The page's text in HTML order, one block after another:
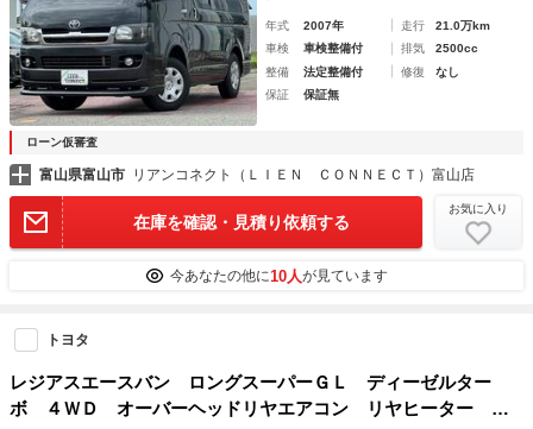
年式 2007年 走行
21.0万km
車検
車検整備付 排気
2500cc
整備
法定整備付 修復
なし
保証
保証無
ローン仮審査
富山県富山市 リアンコネクト（ＬＩＥＮ ＣＯＮＮＥＣＴ）富山店
在庫を確認・見積り依頼する
お気に入り
今あなたの他に10人が見ています
トヨタ
レジアスエースバン ロングスーパーＧＬ ディーゼルター
ボ ４ＷＤ オーバーヘッドリヤエアコン リヤヒーター Ａ